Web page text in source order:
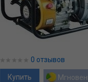
0 отзывов